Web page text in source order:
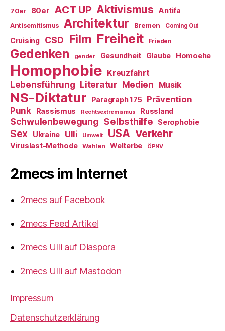
70er 80er ACT UP Aktivismus Antifa
Antisemitismus Architektur Bremen Coming Out
Cruising CSD Film Freiheit Frieden
Gedenken gender Gesundheit Glaube Homoehe
Homophobie Kreuzfahrt
Lebensführung Literatur Medien Musik
NS-Diktatur Paragraph 175
Prävention
Punk
Rassismus Rechtsextremismus Russland
Schwulenbewegung Selbsthilfe Serophobie
Sex Ukraine Ulli Umwelt USA Verkehr
Viruslast-Methode Wahlen Welterbe ÖPNV
2mecs im Internet
2mecs auf Facebook
2mecs Feed Artikel
2mecs Ulli auf Diaspora
2mecs Ulli auf Mastodon
Impressum
Datenschutzerklärung